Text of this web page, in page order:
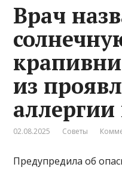
Врач
из
аллергии
02.08.2025 Советы
Предупредила об